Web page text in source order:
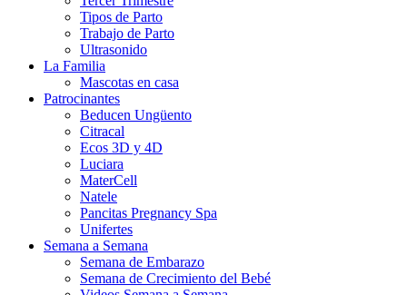
Tipos de Parto
Trabajo de Parto
Ultrasonido
La Familia
Mascotas en casa
Patrocinantes
Beducen Ungüento
Citracal
Ecos 3D y 4D
Luciara
MaterCell
Natele
Pancitas Pregnancy Spa
Unifertes
Semana a Semana
Semana de Embarazo
Semana de Crecimiento del Bebé